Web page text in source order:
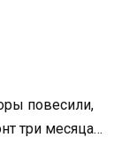
повесили,
три месяца…